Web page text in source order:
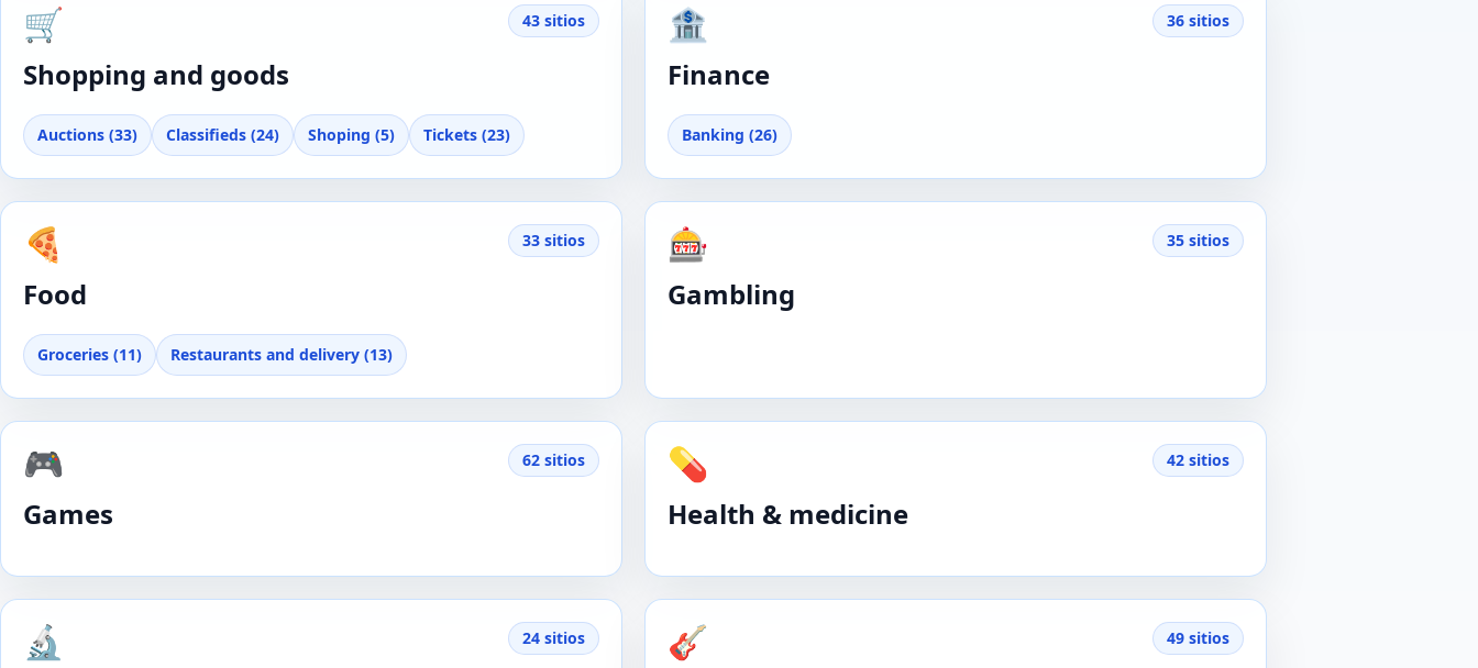
🛒
Shopping and goods
43 sitios
Auctions (33) Classifieds (24) Shoping (5) Tickets (23)
🏦
Finance
36 sitios
Banking (26)
🍕
Food
33 sitios
Groceries (11) Restaurants and delivery (13)
🎰
Gambling
35 sitios
🎮
Games
62 sitios 💊
Health & medicine
42 sitios
🔬 24 sitios 🎸 49 sitios